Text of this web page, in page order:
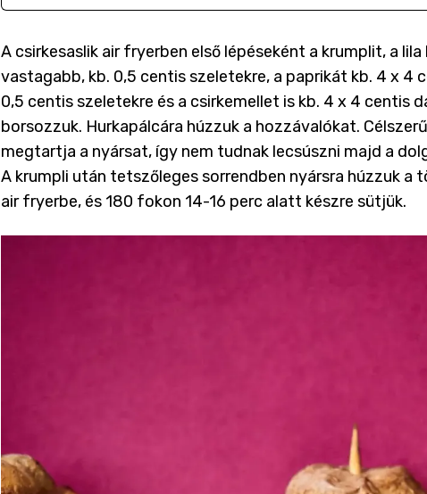
A csirkesaslik air fryerben első lépéseként a krumplit, a
vastagabb, kb. 0,5 centis szeletekre, a paprikát kb. 4 x 4
0,5 centis szeletekre és a csirkemellet is kb. 4 x 4 centis
borsozzuk. Hurkapálcára húzzuk a hozzávalókat.
megtartja a nyársat, így nem tudnak lecsúszni majd a
A krumpli után tetszőleges sorrendben nyársra húzzuk a
air fryerbe, és 180 fokon 14-16 perc alatt készre sütjük.